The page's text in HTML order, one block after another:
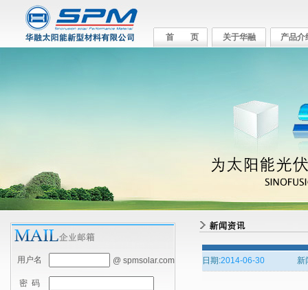
首 页 关于华融 产品介
用户名 @ spmsolar.com
密 码
日期:2014-06-30 新